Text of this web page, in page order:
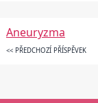
Aneuryzma
<< PŘEDCHOZÍ PŘÍSPĚVEK